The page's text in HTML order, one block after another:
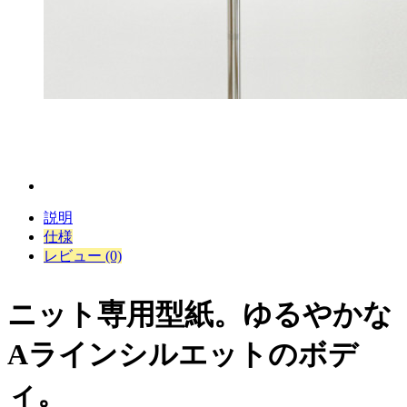
説明
仕様
レビュー (0)
ニット専用型紙。ゆるやかな
Aラインシルエットのボデ
ィ。